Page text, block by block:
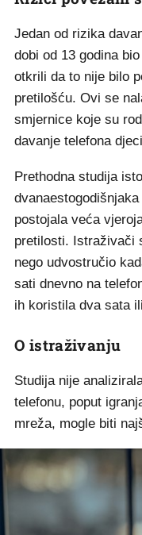
Jedan od rizika
dobi od 13 godina
otkrili da to nije bilo
pretilošću. Ovi se
smjernice koje su
davanje telefona
Prethodna studija
postojala veća
pretilosti. Istraživači
nego udvostručio
sati dnevno na
ih koristila dva sata
O istraživanju
Studija nije
telefonu, poput
mreža, mogle biti